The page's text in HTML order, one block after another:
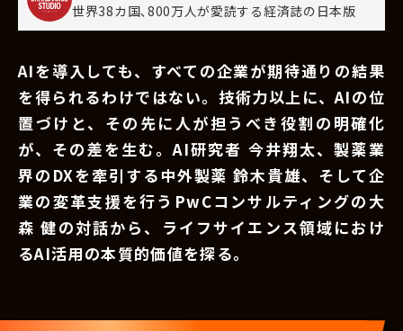
世界38カ国､800万人が愛読する 経済誌の日本版
AIを導入しても、すべての企業が期待通りの結果
を得られるわけではない。技術力以上に、AIの位
置づけと、その先に人が担うべき役割の明確化
が、その差を生む。AI研究者 今井翔太、製薬業
界のDXを牽引する中外製薬 鈴木貴雄、そして企
業の変革支援を行うPwCコンサルティングの大
森 健の対話から、ライフサイエンス領域におけ
るAI活用の本質的価値を探る。